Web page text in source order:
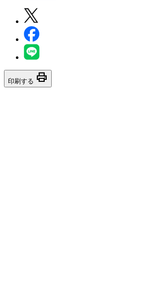
印刷する print